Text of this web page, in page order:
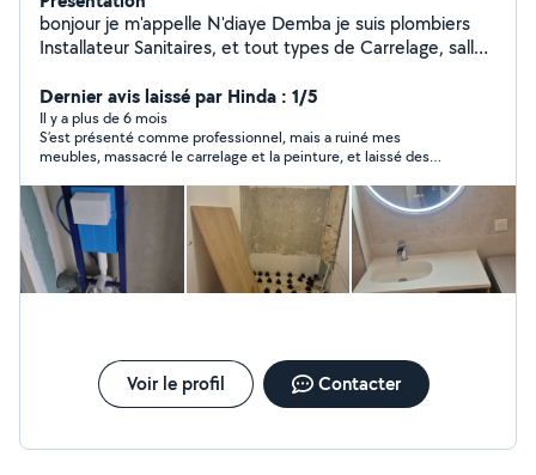
bonjour je m'appelle N'diaye Demba je suis plombiers
Installateur Sanitaires, et tout types de Carrelage, salles
sortes d'activités et a votre services pour résoudre vos
problèmes .
Dernier avis laissé par Hinda : 1/5
Il y a plus de 6 mois
S’est présenté comme professionnel, mais a ruiné mes
meubles, massacré le carrelage et la peinture, et laissé des
et a voulu changer ses prix à la dernière minute. Je suis
étonnée de voir autant de bons avis, car pour moi il est
impossible que ce soit un professionnel vu les dégâts qu’il a
faits. Si vous tenez à vos marchandises et à votre tranquillité,
fuyez. Les photos que vous voyez sont son travail réalisé.
Désolée de ne pas pouvoir en mettre plus, on n’a le droit qu’à
Voir le profil Contacter